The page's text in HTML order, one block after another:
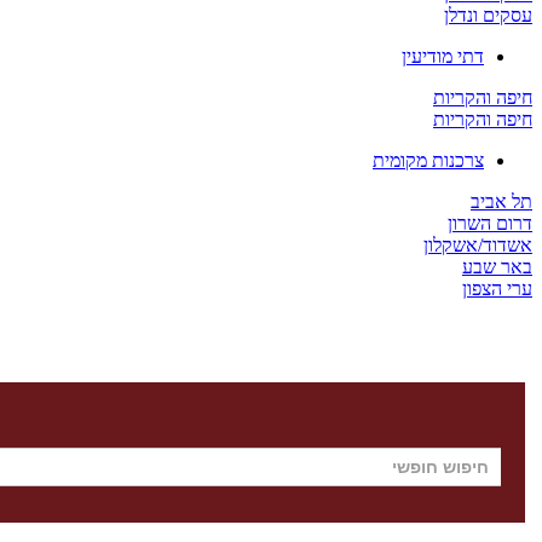
עסקים ונדלן
דתי מודיעין
חיפה והקריות
חיפה והקריות
צרכנות מקומית
תל אביב
דרום השרון
אשדוד/אשקלון
באר שבע
ערי הצפון